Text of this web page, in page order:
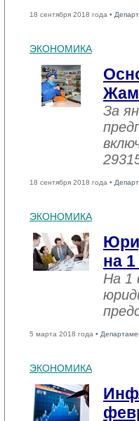
18 сентября 2018 года •
ЭКОНОМИКА
За
18 сентября 2018 года •
ЭКОНОМИКА
на
На 1
5 марта 2018 года •
ЭКОНОМИКА